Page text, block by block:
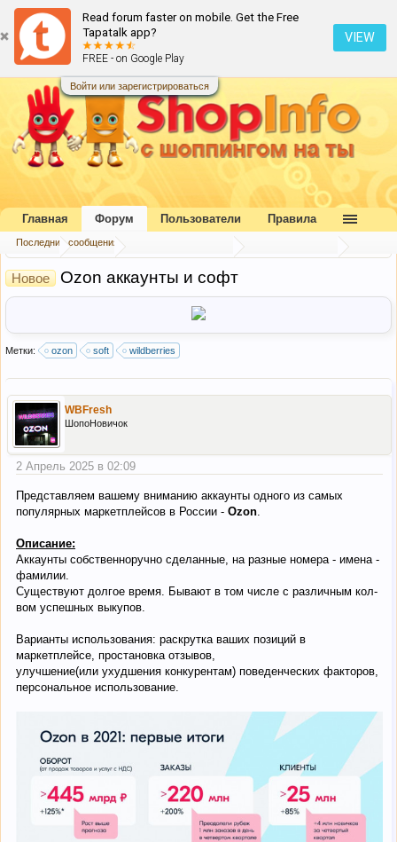
Read forum faster on mobile. Get the Free
Tapatalk app?
FREE - on Google Play
VIEW
Войти или зарегистрироваться
Главная Форум
Новое Ozon аккаунты и софт
Метки: ozon soft wildberries
WBFresh
ШопоНовичок
2 Апрель 2025 в 02:09
Представляем вашему вниманию аккаунты одного из самых
популярных маркетплейсов в России - Ozon
Описание:
Аккаунты собственноручно сделанные, на разные номера - имена -
фамилии.
Существуют долгое время. Бывают в том числе с различным кол-
вом успешных выкупов.
Варианты использования: раскрутка ваших позиций в
маркетплейсе, простановка отзывов,
улучшение(или ухудшения конкурентам) поведенческих факторов,
персональное использование.
Главная Форум
Последние сообщения
Пользователи Правила